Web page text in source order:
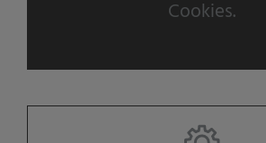
Cookies.